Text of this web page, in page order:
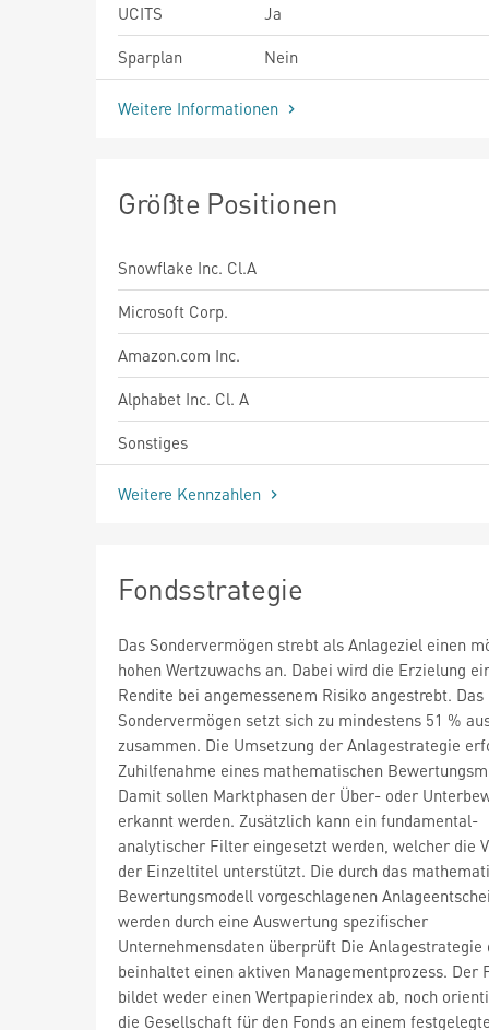
UCITS
Ja
Sparplan
Nein
Weitere Informationen
Größte Positionen
Snowflake Inc. Cl.A
Microsoft Corp.
Amazon.com Inc.
Alphabet Inc. Cl. A
Sonstiges
Weitere Kennzahlen
Fondsstrategie
Das Sondervermögen strebt als Anlageziel einen
hohen Wertzuwachs an. Dabei wird die Erzielung
Rendite bei angemessenem Risiko angestrebt. Das
Sondervermögen setzt sich zu mindestens 51 %
zusammen. Die Umsetzung der Anlagestrategie
Zuhilfenahme eines mathematischen
Damit sollen Marktphasen der Über- oder
erkannt werden. Zusätzlich kann ein fundamental-
analytischer Filter eingesetzt werden, welcher die
der Einzeltitel unterstützt. Die durch das
Bewertungsmodell vorgeschlagenen
werden durch eine Auswertung spezifischer
Unternehmensdaten überprüft Die Anlagestrategie
beinhaltet einen aktiven Managementprozess. Der
bildet weder einen Wertpapierindex ab, noch
die Gesellschaft für den Fonds an einem